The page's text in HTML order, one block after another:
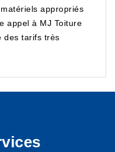
appropriés
appel à MJ Toiture
des tarifs très